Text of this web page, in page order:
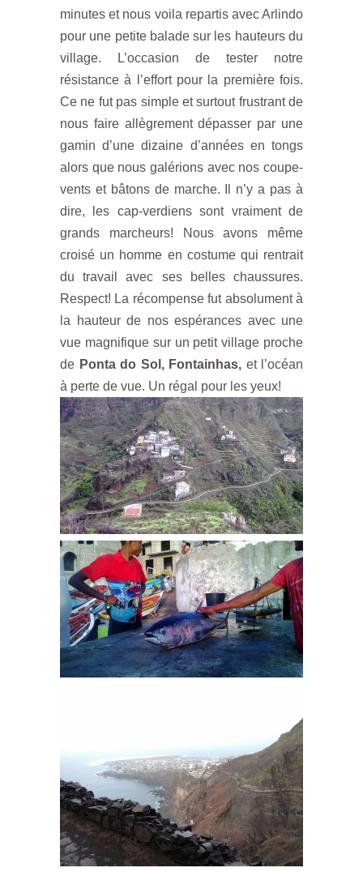
minutes et nous voila repartis avec Arlindo
pour une petite balade sur les hauteurs du
village. L’occasion de tester notre
résistance à l’effort pour la première fois.
Ce ne fut pas simple et surtout frustrant de
nous faire allègrement dépasser par une
gamin d’une dizaine d’années en tongs
alors que nous galérions avec nos coupe-
vents et bâtons de marche. Il n’y a pas à
dire, les cap-verdiens sont vraiment de
grands marcheurs! Nous avons même
croisé un homme en costume qui rentrait
du travail avec ses belles chaussures.
Respect! La récompense fut absolument à
la hauteur de nos espérances avec une
vue magnifique sur un petit village proche
de Ponta do Sol, Fontainhas, et l’océan
à perte de vue. Un régal pour les yeux!